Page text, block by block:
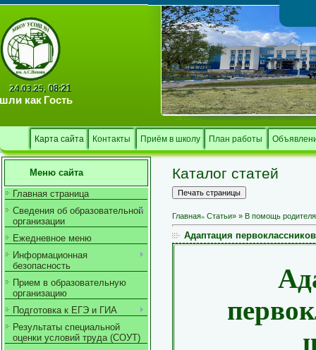
24.03.25, 08:21
как Гость
Карта сайта Контакты Приём в школу План работы
Меню сайта
Главная страница
Сведения об образовательной
организации
Ежедневное меню
Информационная
безопасность
Прием в образовательную
организацию
Подготовка к ЕГЭ и ГИА
Результаты специальной
оценки условий труда (СОУТ)
Каталог статей
Главная» Статьи» » В помощь
Адаптация